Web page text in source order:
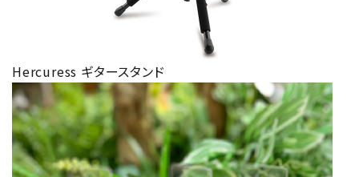
Hercuress ギタースタンド